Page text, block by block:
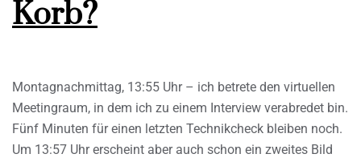
Korb?
Montagnachmittag, 13:55 Uhr – ich betrete den virtuellen
Meetingraum, in dem ich zu einem Interview verabredet bin.
Fünf Minuten für einen letzten Technikcheck bleiben noch.
Um 13:57 Uhr erscheint aber auch schon ein zweites Bild